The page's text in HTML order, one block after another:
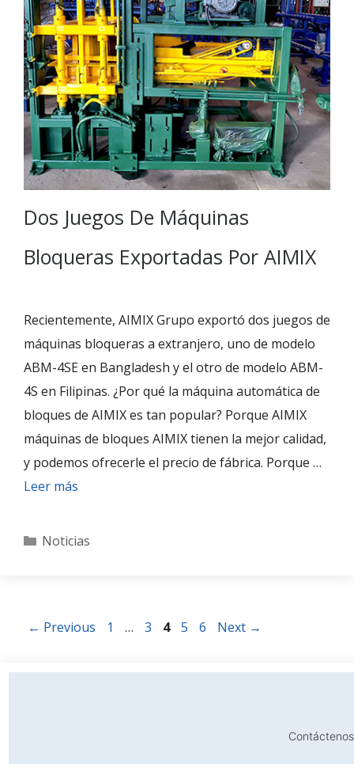
Dos Juegos De Máquinas
Bloqueras Exportadas Por AIMIX
Recientemente, AIMIX Grupo exportó dos juegos de
máquinas bloqueras a extranjero, uno de modelo
ABM-4SE en Bangladesh y el otro de modelo ABM-
4S en Filipinas. ¿Por qué la máquina automática de
bloques de AIMIX es tan popular? Porque AIMIX
máquinas de bloques AIMIX tienen la mejor calidad,
y podemos ofrecerle el precio de fábrica. Porque …
Leer más
Categories
Noticias
← Previous Page
1 … Page
3 Page
4 Page
5 Page
6 Next →